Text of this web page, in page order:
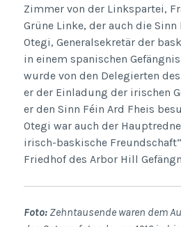
Zimmer von der Linkspartei,
Grüne Linke, der auch die
Otegi, Generalsekretär der
in einem spanischen
wurde von den Delegierten
er der Einladung der irischen
er den Sinn Féin Ard Fheis
Otegi war auch der
irisch-baskische
Friedhof des Arbor Hill
Foto:Zehntausende waren dem